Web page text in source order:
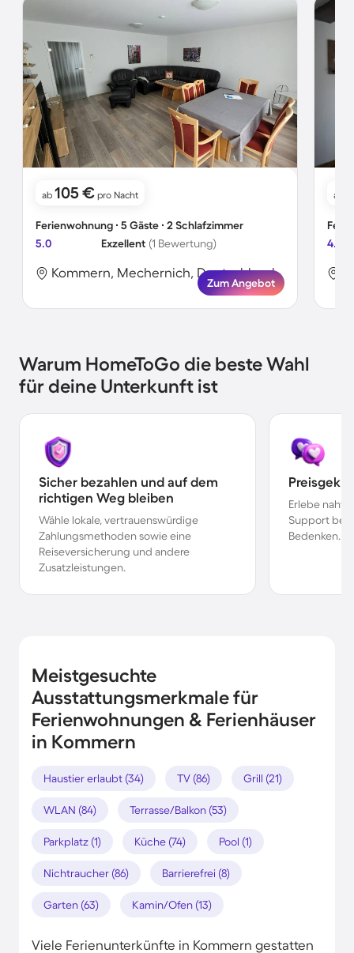
ab 105 € pro Nacht
Ferienwohnung ∙ 5 Gäste ∙ 2 Schlafzimmer
5.0
Exzellent (1 Bewertung)
Kommern, Mechernich, Deutschland
Zum Angebot
ab
4.9
Warum HomeToGo die beste Wahl
für deine Unterkunft ist
Sicher bezahlen und auf dem
richtigen Weg bleiben
Wähle lokale, vertrauenswürdige
Zahlungsmethoden sowie eine
Reiseversicherung und andere
Zusatzleistungen.
Erlebe
Support bei
Bedenken.
Meistgesuchte
Ausstattungsmerkmale für
Ferienwohnungen & Ferienhäuser
in Kommern
Haustier erlaubt (34) TV (86) Grill (21)
WLAN (84) Terrasse/Balkon (53)
Parkplatz (1) Küche (74) Pool (1)
Nichtraucher (86) Barrierefrei (8)
Garten (63) Kamin/Ofen (13)
Viele Ferienunterkünfte in Kommern gestatten